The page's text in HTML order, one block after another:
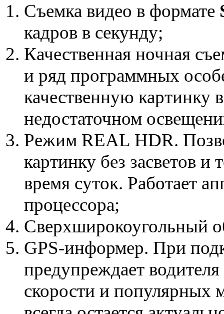
Съемка видео в формате
кадров в секунду;
Качественная ночная
и ряд программных
качественную картинку
недостаточном
Режим REAL HDR.
картинку без засветов
время суток. Работает
процессора;
Сверхширокоугольный
GPS-информер. При
предупреждает
скорости и популярных